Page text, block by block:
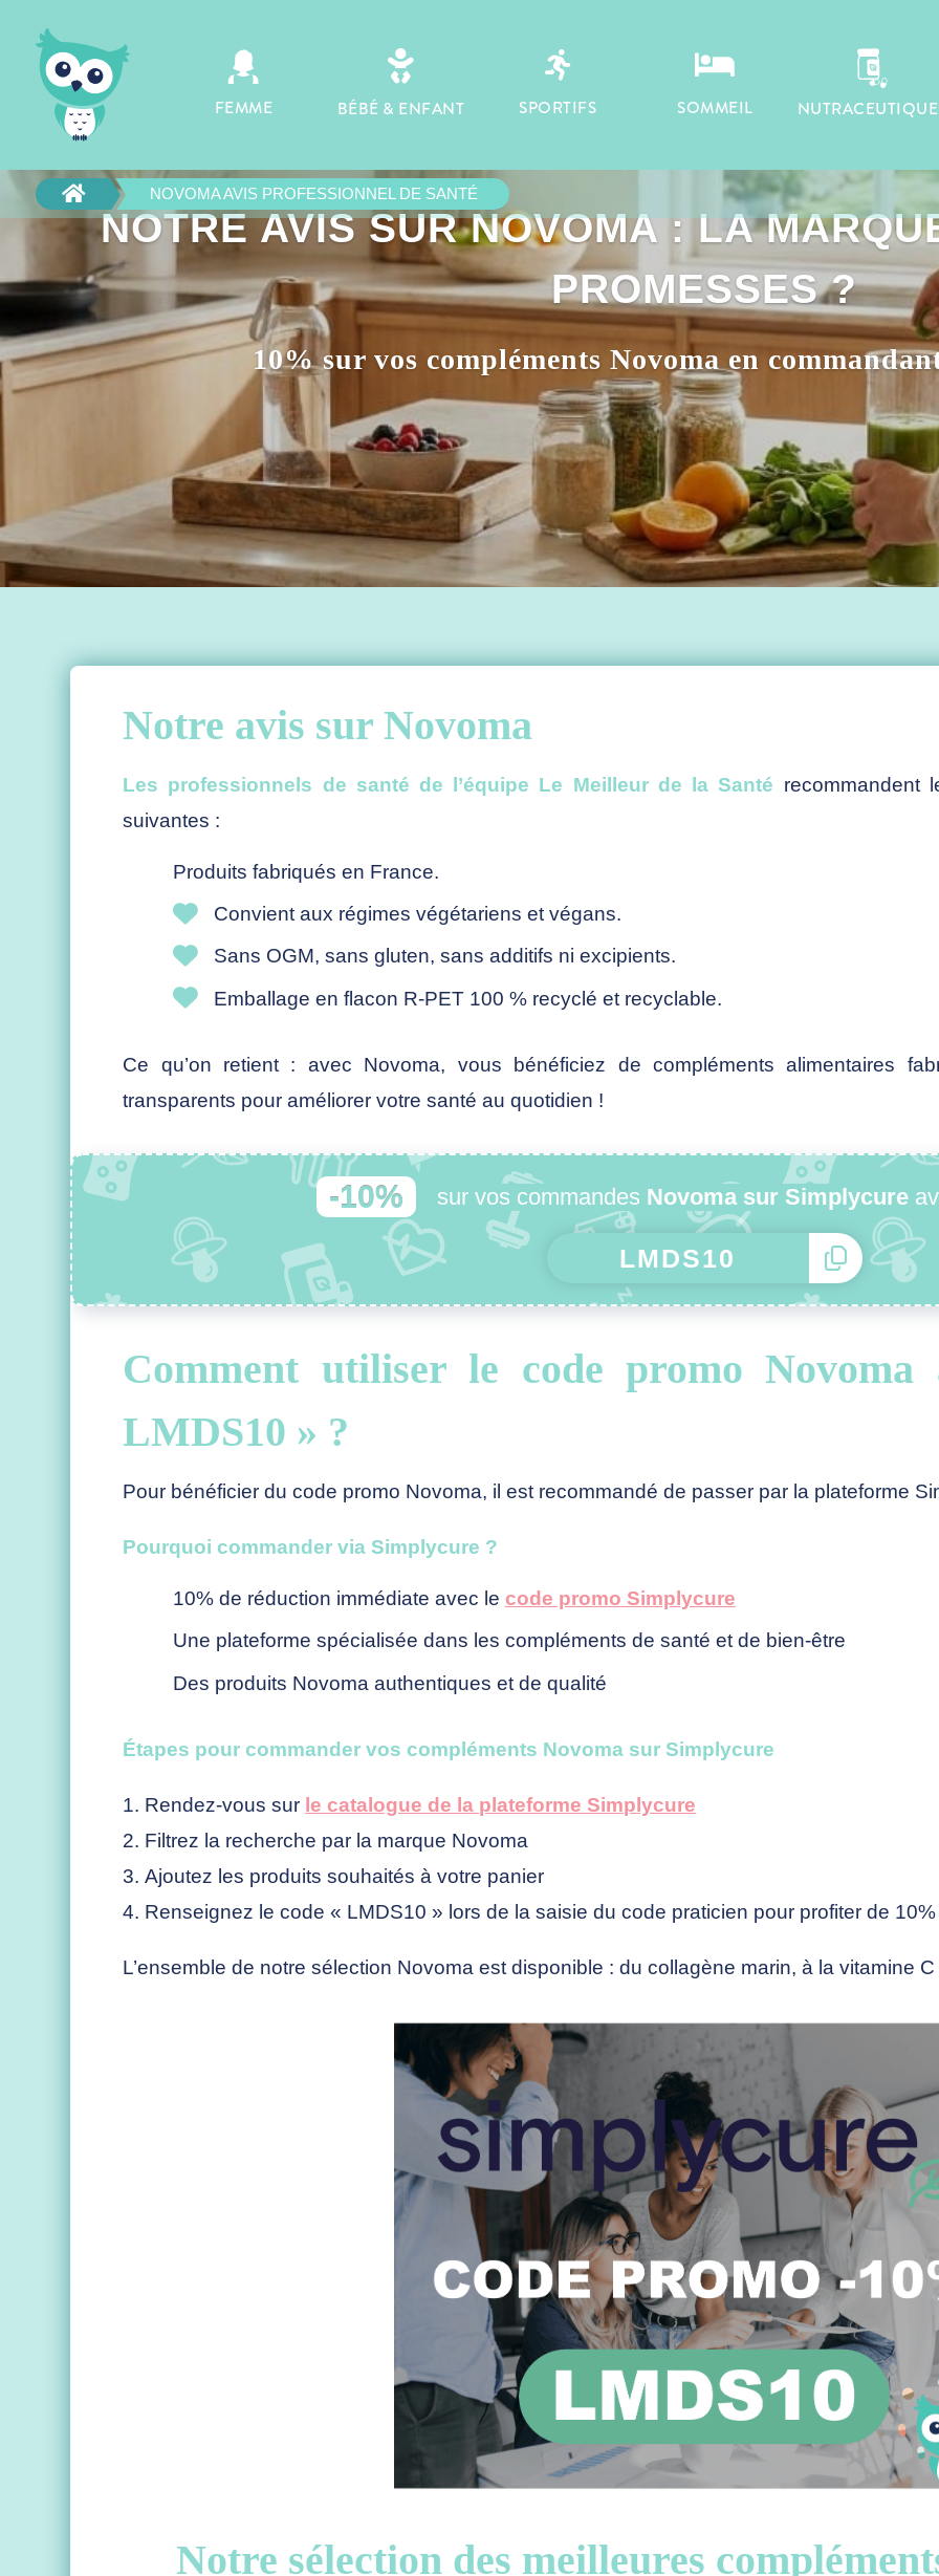
FEMME

BÉBÉ & ENFANT

SPORTIFS

SOMMEIL
 NOVOMA AVIS PROFESSIONNEL DE SANTÉ
NOTRE AVIS SUR NOVOMA : LA
PROMESSES ?
10% sur vos compléments Novoma en
Notre avis sur Novoma
Les professionnels de santé de l’équipe Le Meilleur de la Santé recommandent
suivantes :
Produits fabriqués en France.
Convient aux régimes végétariens et végans.
Sans OGM, sans gluten, sans additifs ni excipients.
Emballage en flacon R-PET 100 % recyclé et recyclable.
Ce qu’on retient : avec Novoma, vous bénéficiez de compléments alimentaires
transparents pour améliorer votre santé au quotidien !
-10% sur vos commandes Novoma sur Simplycure
Comment utiliser le code promo Novoma
LMDS10 » ?
Pour bénéficier du code promo Novoma, il est recommandé de passer par la plateforme
Pourquoi commander via Simplycure ?
10% de réduction immédiate avec le code promo Simplycure
Une plateforme spécialisée dans les compléments de santé et de bien-être
Des produits Novoma authentiques et de qualité
Étapes pour commander vos compléments Novoma sur Simplycure
Rendez-vous sur le catalogue de la plateforme Simplycure
Filtrez la recherche par la marque Novoma
Ajoutez les produits souhaités à votre panier
Renseignez le code « LMDS10 » lors de la saisie du code praticien pour profiter de
L’ensemble de notre sélection Novoma est disponible : du collagène marin, à la vitamine
Notre sélection des meilleures